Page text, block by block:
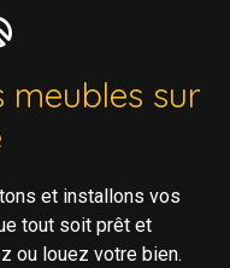
meubles sur
et installons vos
tout soit prêt et
ou louez votre bien.